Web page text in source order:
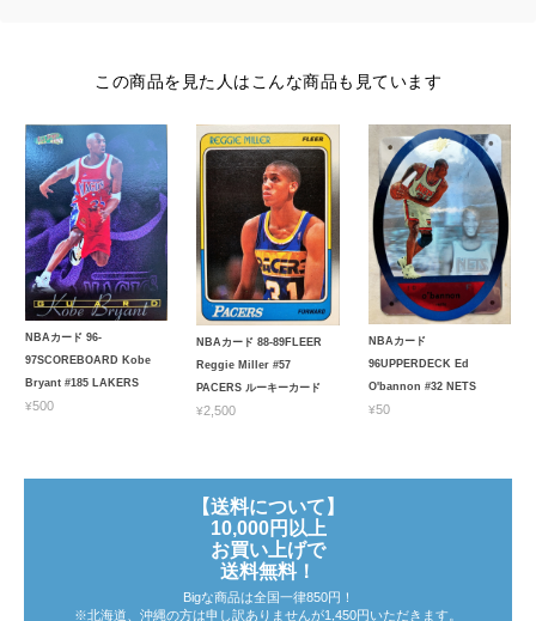
この商品を見た人はこんな商品も見ています
NBAカード 96-
97SCOREBOARD Kobe
Bryant #185 LAKERS
¥500
NBAカード 88-89FLEER
Reggie Miller #57
PACERS ルーキーカード
¥2,500
NBAカード
96UPPERDECK Ed
O'bannon #32 NETS
¥50
【送料について】
10,000円以上
お買い上げで
送料無料！
Bigな商品は全国一律850円！
※北海道、沖縄の方は申し訳ありませんが1,450円いただきます。